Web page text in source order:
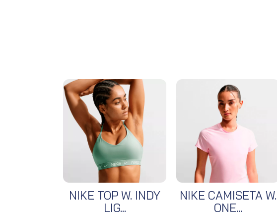
NIKE TOP W. INDY
LIG...
NIKE CAMISETA W.
ONE...